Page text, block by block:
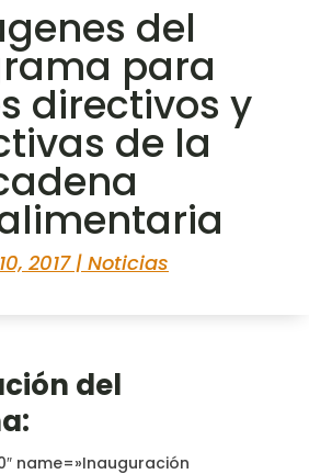
del
para
directivos y
de la
2017| Noticias
del
name=»Inauguración